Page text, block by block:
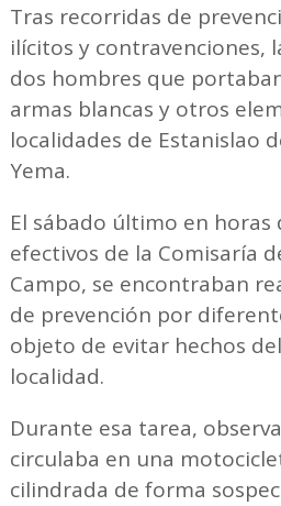
Tras recorridas de
ilícitos y contravenciones,
dos hombres que
armas blancas y otros
localidades de Estanislao
Yema.
El sábado último en horas
efectivos de la Comisaría
Campo, se encontraban
de prevención por
objeto de evitar hechos
localidad.
Durante esa tarea,
circulaba en una
cilindrada de forma